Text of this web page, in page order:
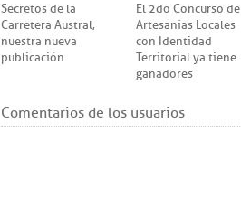
Secretos de la
Carretera Austral,
nuestra nueva
publicación
El 2do Concurso de
Artesanías Locales
con Identidad
Territorial ya tiene
ganadores
Comentarios de los usuarios